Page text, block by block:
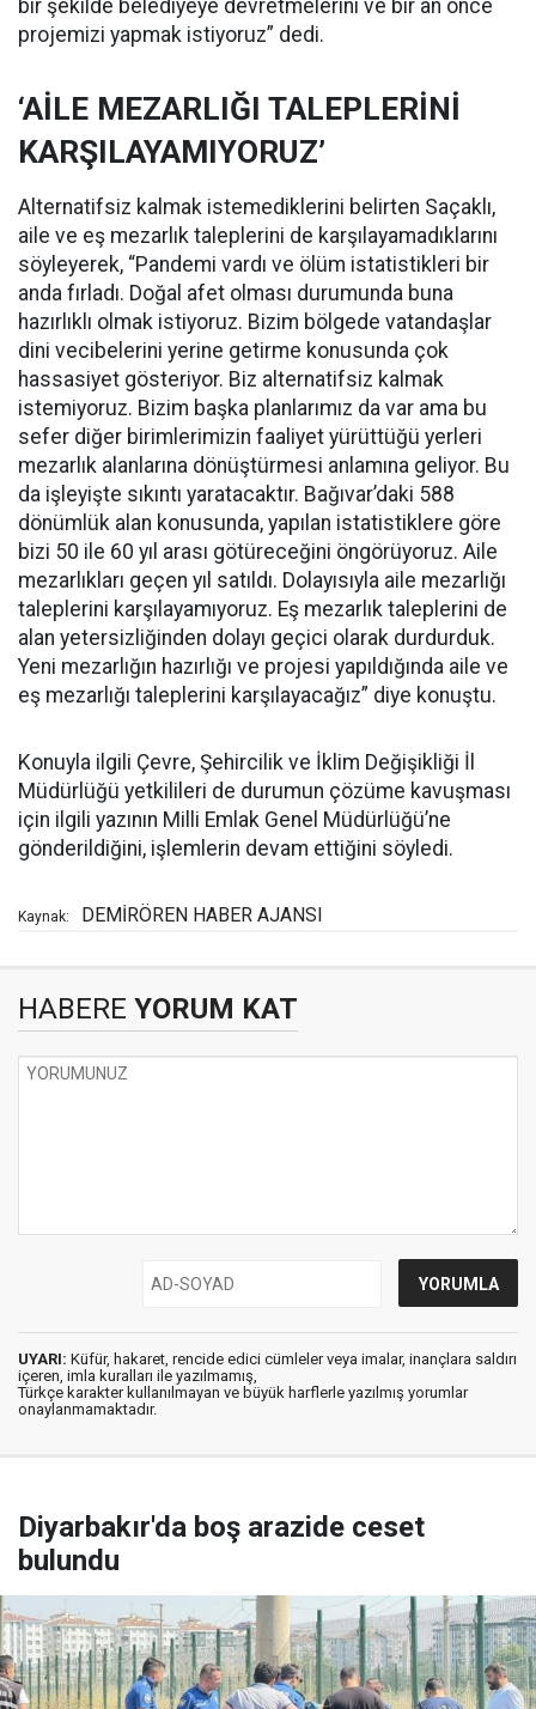
bir şekilde belediyeye devretmelerini ve bir an önce
projemizi yapmak istiyoruz” dedi.
‘AİLE MEZARLIĞI TALEPLERİNİ
KARŞILAYAMIYORUZ’
Alternatifsiz kalmak istemediklerini belirten Saçaklı,
aile ve eş mezarlık taleplerini de karşılayamadıklarını
söyleyerek, “Pandemi vardı ve ölüm istatistikleri bir
anda fırladı. Doğal afet olması durumunda buna
hazırlıklı olmak istiyoruz. Bizim bölgede vatandaşlar
dini vecibelerini yerine getirme konusunda çok
hassasiyet gösteriyor. Biz alternatifsiz kalmak
istemiyoruz. Bizim başka planlarımız da var ama bu
sefer diğer birimlerimizin faaliyet yürüttüğü yerleri
mezarlık alanlarına dönüştürmesi anlamına geliyor. Bu
da işleyişte sıkıntı yaratacaktır. Bağıvar’daki 588
dönümlük alan konusunda, yapılan istatistiklere göre
bizi 50 ile 60 yıl arası götüreceğini öngörüyoruz. Aile
mezarlıkları geçen yıl satıldı. Dolayısıyla aile mezarlığı
taleplerini karşılayamıyoruz. Eş mezarlık taleplerini de
alan yetersizliğinden dolayı geçici olarak durdurduk.
Yeni mezarlığın hazırlığı ve projesi yapıldığında aile ve
eş mezarlığı taleplerini karşılayacağız” diye konuştu.
Konuyla ilgili Çevre, Şehircilik ve İklim Değişikliği İl
Müdürlüğü yetkilileri de durumun çözüme kavuşması
için ilgili yazının Milli Emlak Genel Müdürlüğü’ne
gönderildiğini, işlemlerin devam ettiğini söyledi.
Kaynak: DEMİRÖREN HABER AJANSI
HABERE YORUM KAT
UYARI: Küfür, hakaret, rencide edici cümleler veya imalar, inançlara saldırı
içeren, imla kuralları ile yazılmamış,
Türkçe karakter kullanılmayan ve büyük harflerle yazılmış yorumlar
onaylanmamaktadır.
Diyarbakır'da boş arazide ceset
bulundu